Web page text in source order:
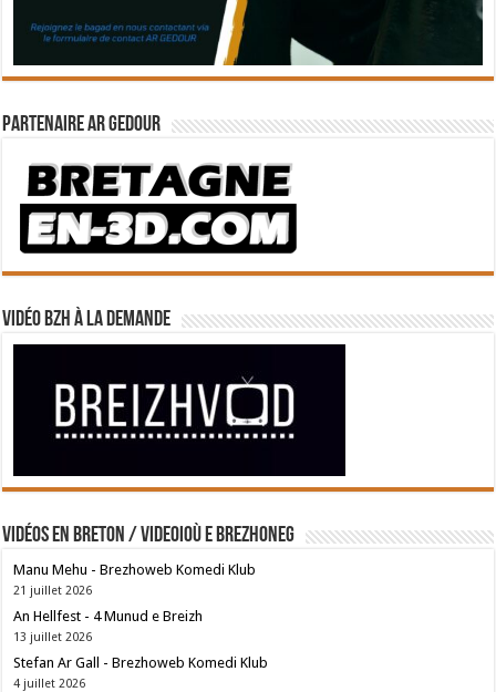
Partenaire Ar Gedour
Vidéo BZH à la demande
Vidéos en breton / Videoioù e brezhoneg
Manu Mehu - Brezhoweb Komedi Klub
21 juillet 2026
An Hellfest - 4 Munud e Breizh
13 juillet 2026
Stefan Ar Gall - Brezhoweb Komedi Klub
4 juillet 2026